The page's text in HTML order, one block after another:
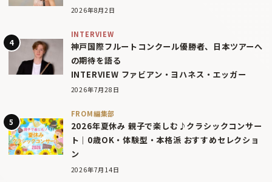
2026年8月2日
INTERVIEW
神戸国際フルートコンクール優勝者、日本ツアーへ
の期待を語る
INTERVIEW ファビアン・ヨハネス・エッガー
2026年7月28日
FROM編集部
2026年夏休み 親子で楽しむ♪クラシックコンサー
ト｜0歳OK・体験型・本格派 おすすめセレクショ
ン
2026年7月14日